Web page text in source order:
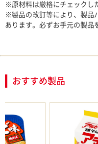
※原材料は厳格にチェックし
※製品の改訂等により、製品
あります。必ずお手元の製品
おすすめ製品